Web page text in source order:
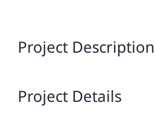
Project Description
Project Details